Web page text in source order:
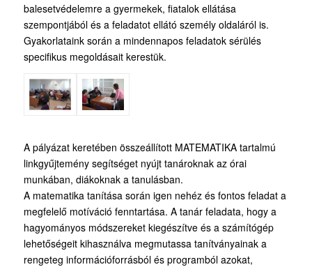
balesetvédelemre a gyermekek, fiatalok ellátása
szempontjából és a feladatot ellátó személy oldaláról is.
Gyakorlataink során a mindennapos feladatok sérülés
specifikus megoldásait kerestük.
A pályázat keretében összeállított MATEMATIKA tartalmú
linkgyűjtemény segítséget nyújt tanároknak az órai
munkában, diákoknak a tanulásban.
A matematika tanítása során igen nehéz és fontos feladat a
megfelelő motíváció fenntartása. A tanár feladata, hogy a
hagyományos módszereket kiegészítve és a számítógép
lehetőségeit kihasználva megmutassa tanítványainak a
rengeteg információforrásból és programból azokat,